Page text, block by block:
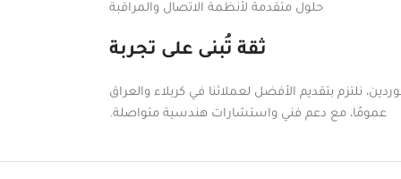
حلول متقدمة لأنظمة الاتصال والمراقبة
ثقة تُبنى على تجربة
نلتزم بتقديم الأفضل لعملائنا في كربلاء والعراق
عمومًا، مع دعم فني واستشارات هندسية متواصلة.